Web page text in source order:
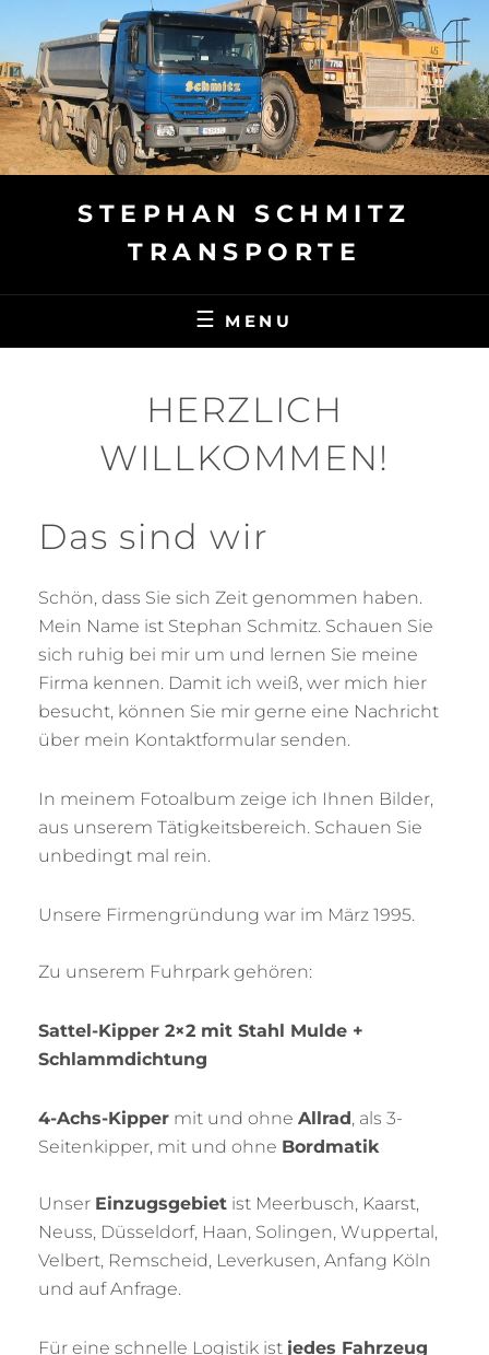
content
STEPHAN SCHMITZ
TRANSPORTE
MENU
HERZLICH
WILLKOMMEN!
Das sind wir
Schön, dass Sie sich Zeit genommen haben.
Mein Name ist Stephan Schmitz. Schauen Sie
sich ruhig bei mir um und lernen Sie meine
Firma kennen. Damit ich weiß, wer mich hier
besucht, können Sie mir gerne eine Nachricht
über mein Kontaktformular senden.
In meinem Fotoalbum zeige ich Ihnen Bilder,
aus unserem Tätigkeitsbereich. Schauen Sie
unbedingt mal rein.
Unsere Firmengründung war im März 1995.
Zu unserem Fuhrpark gehören:
Sattel-Kipper 2×2 mit Stahl Mulde +
Schlammdichtung
4-Achs-Kipper mit und ohne Allrad , als 3-
Seitenkipper, mit und ohne Bordmatik
Unser Einzugsgebiet ist Meerbusch, Kaarst,
Neuss, Düsseldorf, Haan, Solingen, Wuppertal,
Velbert, Remscheid, Leverkusen, Anfang Köln
und auf Anfrage.
Für eine schnelle Logistik ist jedes Fahrzeug